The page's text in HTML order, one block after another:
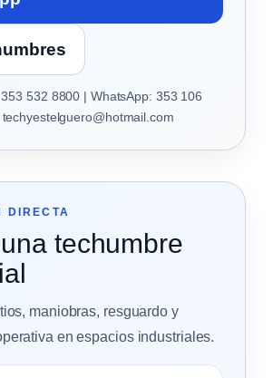
532 8800 | WhatsApp: 353 106
DIRECTA
techumbre
maniobras, resguardo y
en espacios industriales.